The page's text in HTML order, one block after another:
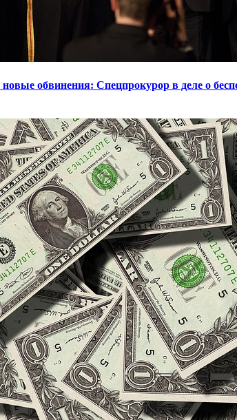
обвинения: Спецпрокурор в деле о